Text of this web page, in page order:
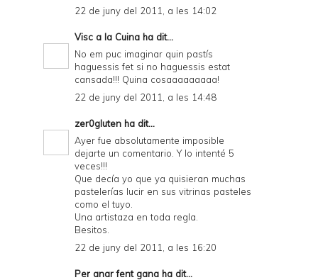
22 de juny del 2011, a les 14:02
Visc a la Cuina ha dit...
No em puc imaginar quin pastís
haguessis fet si no haguessis estat
cansada!!! Quina cosaaaaaaaaa!
22 de juny del 2011, a les 14:48
zer0gluten ha dit...
Ayer fue absolutamente imposible
dejarte un comentario. Y lo intenté 5
veces!!!
Que decía yo que ya quisieran muchas
pastelerías lucir en sus vitrinas pasteles
como el tuyo.
Una artistaza en toda regla.
Besitos.
22 de juny del 2011, a les 16:20
Per anar fent gana ha dit...